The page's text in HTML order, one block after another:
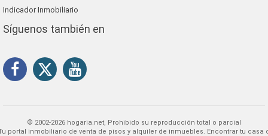
Indicador Inmobiliario
Síguenos también en
© 2002-2026 hogaria.net, Prohibido su reproducción total o parcial
Encontrar tu casa o